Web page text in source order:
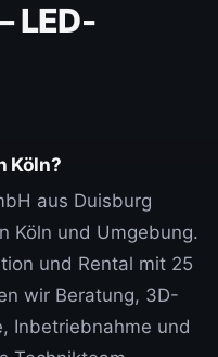
LED-
Köln?
aus Duisburg
Köln und Umgebung.
und Rental mit 25
wir Beratung, 3D-
Inbetriebnahme und